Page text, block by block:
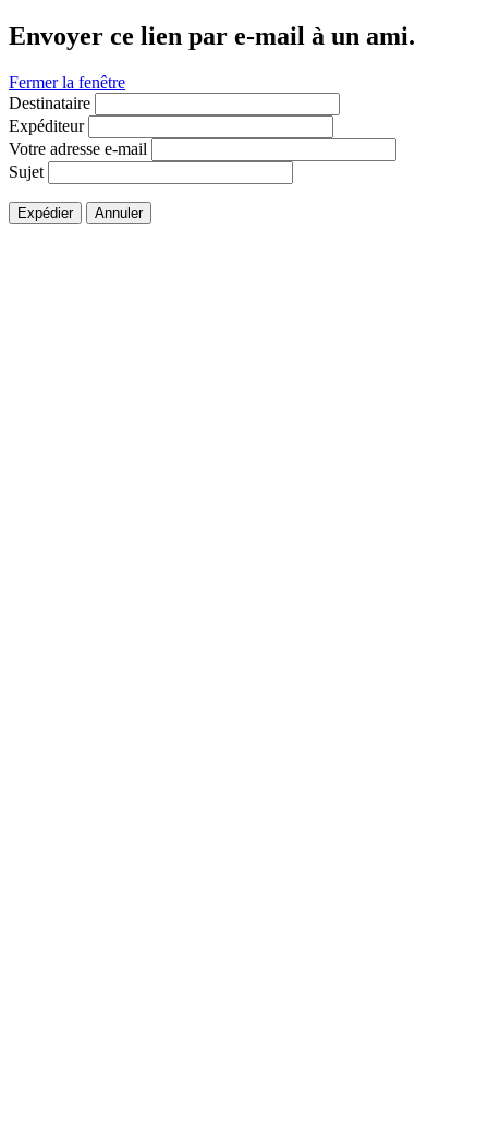
Envoyer ce lien par e-mail à un ami.
Fermer la fenêtre
Destinataire
Expéditeur
Votre adresse e-mail
Sujet
Expédier Annuler